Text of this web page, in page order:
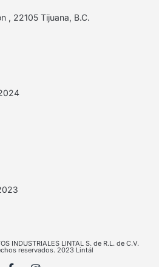
, 22105 Tijuana, B.C.
INDUSTRIALES LINTAL S. de R.L. de C.V.
reservados. 2023 Lintál